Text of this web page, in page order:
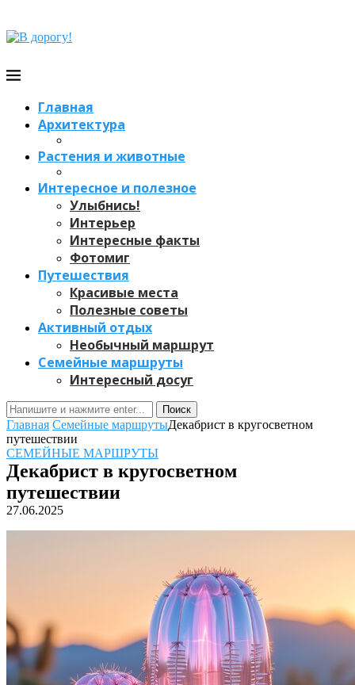
Главная
Архитектура
Растения и животные
Интересное и полезное
Улыбнись!
Интерьер
Интересные факты
Фотомиг
Путешествия
Красивые места
Полезные советы
Активный отдых
Необычный маршрут
Семейные маршруты
Интересный досуг
Поиск
Главная Семейные маршрутыДекабрист в кругосветном
путешествии
СЕМЕЙНЫЕ МАРШРУТЫ
Декабрист в кругосветном
путешествии
27.06.2025